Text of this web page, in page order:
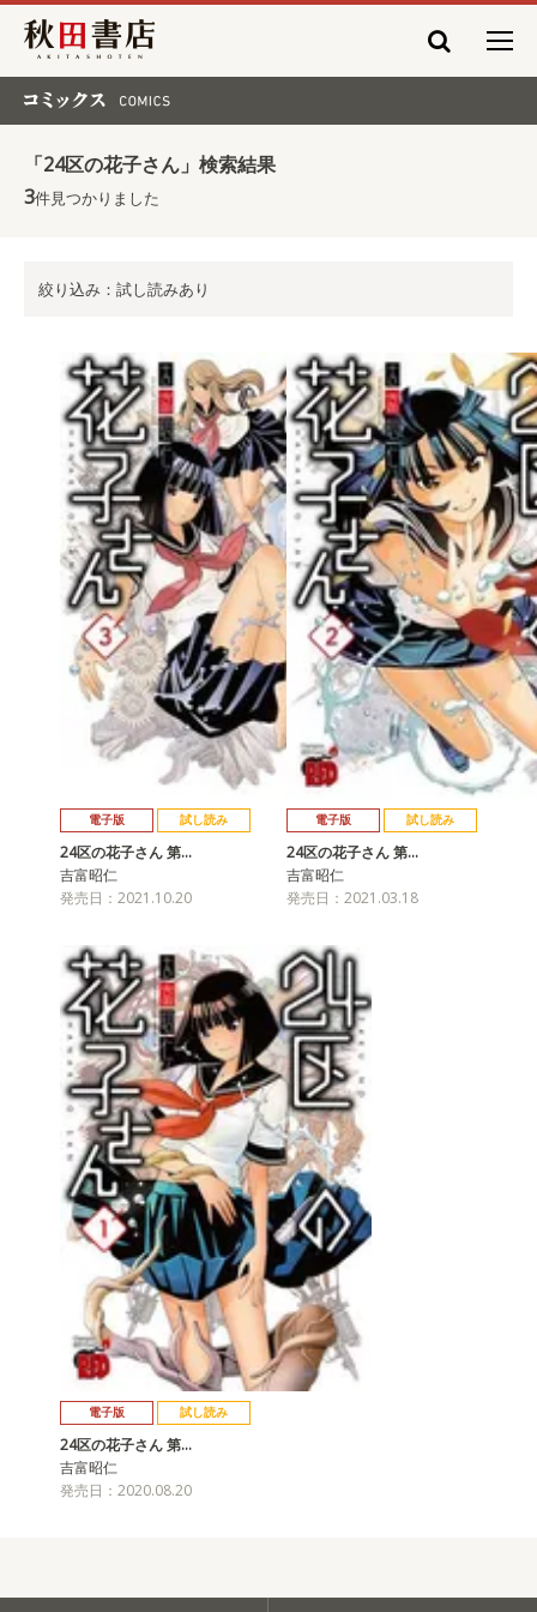
秋田書店
「24区の花子さん」検索結果
3件見つかりました
絞り込み：試し読みあり
電子版 試し読み
24区の花子さん 第…
吉富昭仁
発売日：2021.10.20
電子版 試し読み
24区の花子さん 第…
吉富昭仁
発売日：2021.03.18
電子版 試し読み
24区の花子さん 第…
吉富昭仁
発売日：2020.08.20